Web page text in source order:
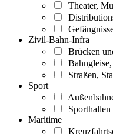
Theater,
Zivil-Bahn-Infra
Brücken
Straßen,
Sport
Sporthallen
Maritime